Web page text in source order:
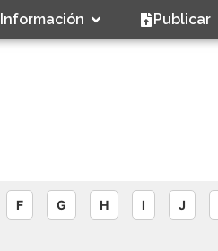
Información Publicar
F G H I J